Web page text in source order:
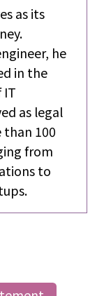
as its
he
in the
IT
as legal
100
from
to